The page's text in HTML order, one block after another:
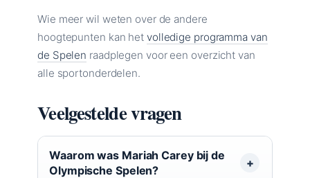
Wie meer wil weten over de andere
hoogtepunten kan het volledige programma van
de Spelen raadplegen voor een overzicht van
alle sportonderdelen.
Veelgestelde vragen
Waarom was Mariah Carey bij de
Olympische Spelen?